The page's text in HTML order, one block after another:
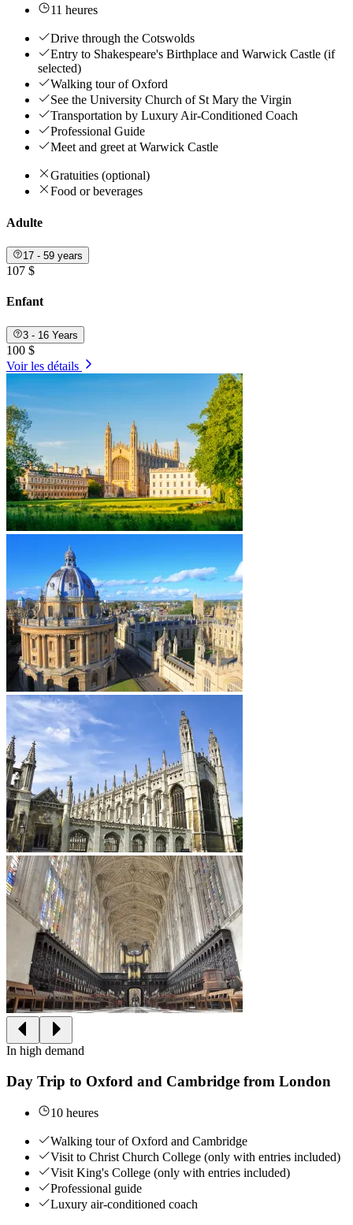
11 heures
Drive through the Cotswolds
Entry to Shakespeare's Birthplace and Warwick Castle (if
selected)
Walking tour of Oxford
See the University Church of St Mary the Virgin
Transportation by Luxury Air-Conditioned Coach
Professional Guide
Meet and greet at Warwick Castle
Gratuities (optional)
Food or beverages
Adulte
17 - 59 years
107 $
Enfant
3 - 16 Years
100 $
Voir les détails
In high demand
Day Trip to Oxford and Cambridge from London
10 heures
Walking tour of Oxford and Cambridge
Visit to Christ Church College (only with entries included)
Visit King's College (only with entries included)
Professional guide
Luxury air-conditioned coach